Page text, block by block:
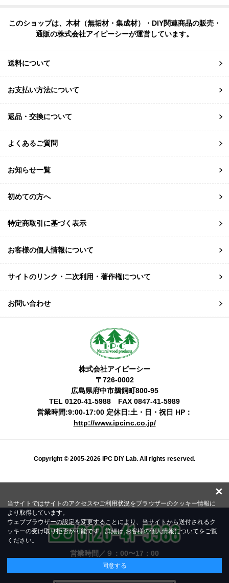
当サイトではサイトのアクセスやご利用状況をブラウザーのクッキー情報に
より取得しています。
ウェブブラウザーの設定を変更することにより、当サイトから送付されるク
ッキーの受け取り拒否が可能です。詳細はお客様の個人情報についてをご覧
ください。
同意する
×
このショップは、木材（無垢材・集成材）・DIY関連商品の販売・
通販の株式会社アイピーシーが運営しています。
送料について
お支払い方法について
返品・交換について
よくあるご質問
お知らせ一覧
初めての方へ
特定商取引に基づく表示
お客様の個人情報について
サイトのリンク・二次利用・著作権について
お問い合わせ
株式会社アイピーシー
〒726-0002
広島県府中市鵜飼町800-95
TEL 0120-41-5988 FAX 0847-41-5989
営業時間:9:00-17:00 定休日:土・日・祝日 HP：
http://www.ipcinc.co.jp/
Copyright © 2005-2026 IPC DIY Lab. All rights reserved.
営業時間／９：00〜17：00
定休日／土・日・祝日